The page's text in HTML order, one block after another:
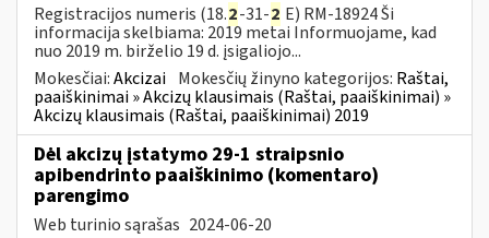
Registracijos numeris (18.2-31-2 E) RM-18924 Ši
informacija skelbiama: 2019 metai Informuojame, kad
nuo 2019 m. birželio 19 d. įsigaliojo...
Mokesčiai:Akcizai Mokesčių žinyno kategorijos: Raštai,
paaiškinimai » Akcizų klausimais (Raštai, paaiškinimai) »
Akcizų klausimais (Raštai, paaiškinimai) 2019
Dėl akcizų įstatymo 29-1 straipsnio
apibendrinto paaiškinimo (komentaro)
parengimo
Web turinio sąrašas 2024-06-20